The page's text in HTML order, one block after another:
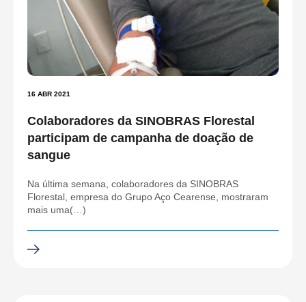
16 ABR 2021
Colaboradores da SINOBRAS Florestal
participam de campanha de doação de
sangue
Na última semana, colaboradores da SINOBRAS
Florestal, empresa do Grupo Aço Cearense, mostraram
mais uma(…)